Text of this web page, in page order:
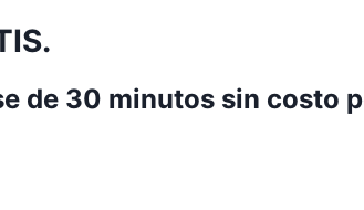
de 30 minutos sin costo